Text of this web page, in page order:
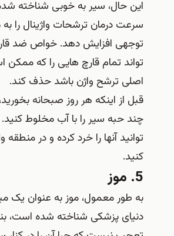
این حال، سیر به خوبی شناخته
سرعت درمان ترشحات واژینال را به
توجهی افزایش دهد. خواص ضد
تواند تمام قارچ هایی را که
اصلی ترشح واژن باشد حذف کند.
قبل از اینکه هر روز صبحانه
چند حبه سیر را با آب مخلوط
توانید آنها را خرد کرده و در منطقه
کنید.
5. موز
به طور معمول، موز به عنوان یک
دنیای پزشکی شناخته شده است،